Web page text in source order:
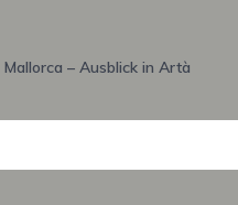
Mallorca – Ausblick in Artà